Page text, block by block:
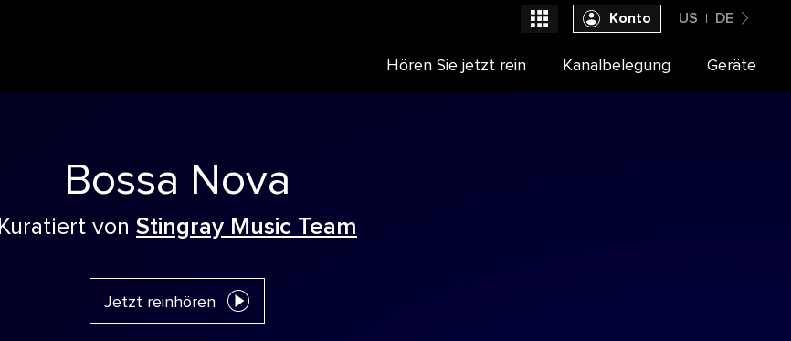
Bossa Nova
Kuratiert von Stingray Music Team
Jetzt reinhören
United States
US DE
Konto
Hören Sie jetzt rein Kanalbelegung Geräte